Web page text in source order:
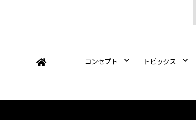
コンセプト トピックス